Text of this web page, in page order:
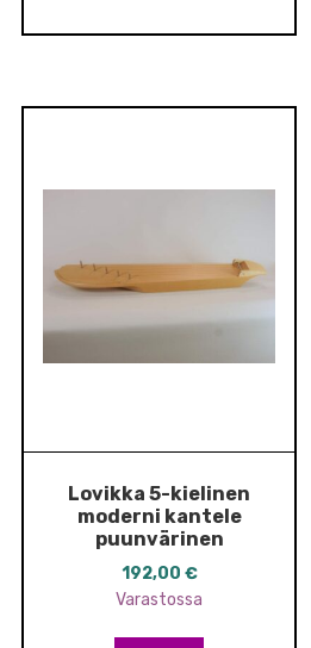
Lovikka 5-kielinen
moderni kantele
puunvärinen
192,00 €
Varastossa